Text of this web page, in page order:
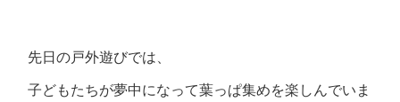
先日の戸外遊びでは、
子どもたちが夢中になって葉っぱ集めを楽しんでいま